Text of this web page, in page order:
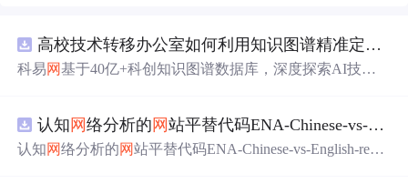
高校技术转移办公室如何利用知识图谱精准定位产业需求与技术适配点？.docx
科易网基于40亿+科创知识图谱数据库，深度探索AI技术
新领域的AI+数智化解决方案，推动科技创新与产业创新
智能化发展。
认知 网络分析的 网站平替代码ENA-Chinese-vs-English-reproducible.zip
认知网络分析的网站平替代码ENA-Chinese-vs-English-repro